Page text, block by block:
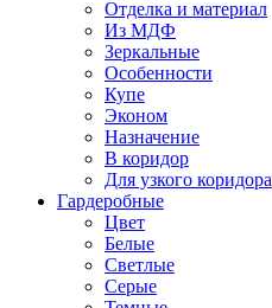
Отделка и материал
Из МДФ
Зеркальные
Особенности
Купе
Эконом
Назначение
В коридор
Для узкого коридора
Гардеробные
Цвет
Белые
Светлые
Серые